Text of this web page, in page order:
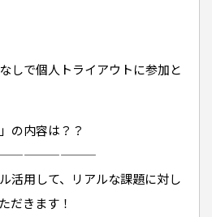
しで個人トライアウトに参加と
の内容は？？
活用して、リアルな課題に対し
だきます！